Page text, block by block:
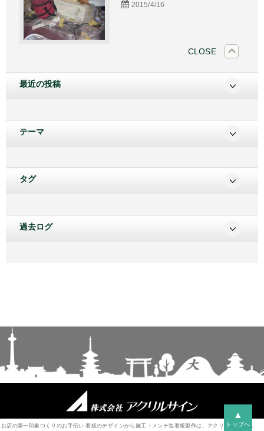
2015/4/16
CLOSE
最近の投稿
テーマ
タグ
過去ログ
お店の第一印象づくりのお手伝い 看板のデザインから施工・メンテ迄看板製作は、アクリルサインへ。
▲
トップへ